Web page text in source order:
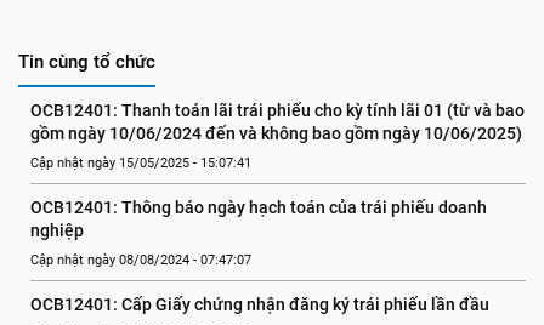
Tin cùng tổ chức
OCB12401: Thanh toán lãi trái phiếu cho kỳ tính lãi 01 (từ và bao
gồm ngày 10/06/2024 đến và không bao gồm ngày 10/06/2025)
Cập nhật ngày 15/05/2025 - 15:07:41
OCB12401: Thông báo ngày hạch toán của trái phiếu doanh
nghiệp
Cập nhật ngày 08/08/2024 - 07:47:07
OCB12401: Cấp Giấy chứng nhận đăng ký trái phiếu lần đầu